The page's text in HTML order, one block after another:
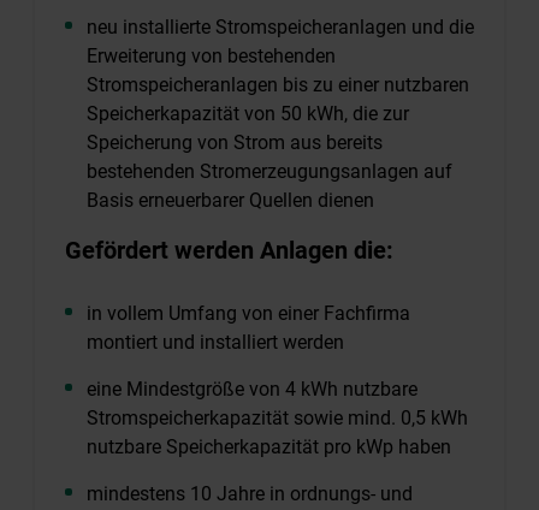
neu installierte Stromspeicheranlagen und die
Erweiterung von bestehenden
Stromspeicheranlagen bis zu einer nutzbaren
Speicherkapazität von 50 kWh, die zur
Speicherung von Strom aus bereits
bestehenden Stromerzeugungsanlagen auf
Basis erneuerbarer Quellen dienen
Gefördert werden Anlagen die:
in vollem Umfang von einer Fachfirma
montiert und installiert werden
eine Mindestgröße von 4 kWh nutzbare
Stromspeicherkapazität sowie mind. 0,5 kWh
nutzbare Speicherkapazität pro kWp haben
mindestens 10 Jahre in ordnungs- und